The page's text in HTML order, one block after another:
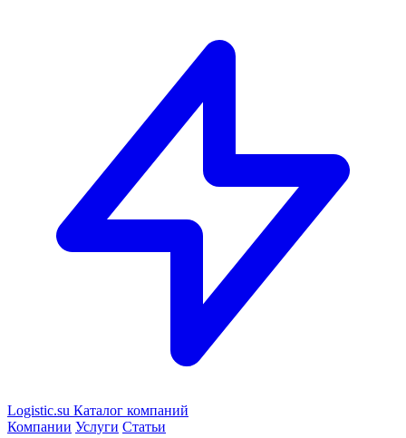
Logistic.su Каталог компаний
Компании Услуги Статьи